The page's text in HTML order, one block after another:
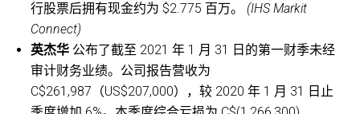
行股票后拥有现金约为 $2.775 百万。
(IHS Markit
Connect)
英杰华 公布了截至 2021 年 1 月 31 日的第一财季未经
审计财务业绩。公司报告营收为
C$261,987（US$207,000），较 2020 年 1 月 31 日止